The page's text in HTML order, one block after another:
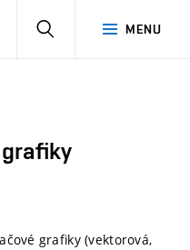
MENU
grafiky (vektorová,